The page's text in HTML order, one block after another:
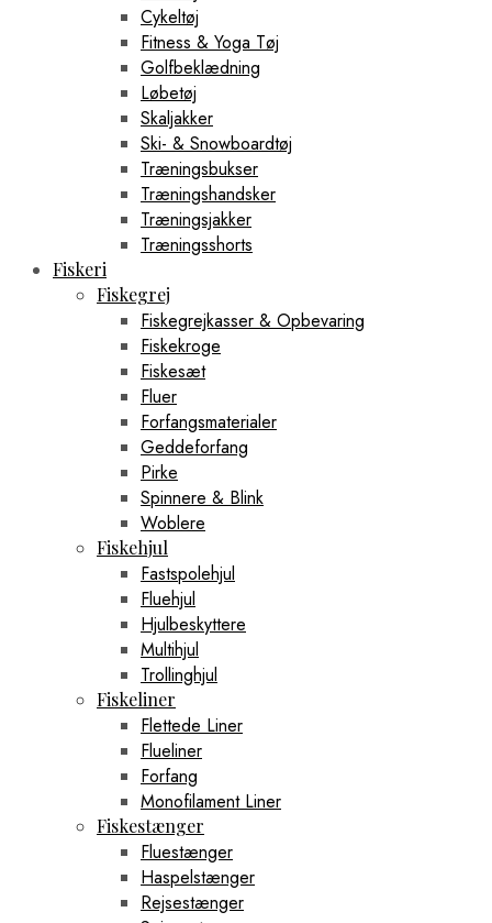
Cykeltøj
Fitness & Yoga Tøj
Golfbeklædning
Løbetøj
Skaljakker
Ski- & Snowboardtøj
Træningsbukser
Træningshandsker
Træningsjakker
Træningsshorts
Fiskeri
Fiskegrej
Fiskegrejkasser & Opbevaring
Fiskekroge
Fiskesæt
Fluer
Forfangsmaterialer
Geddeforfang
Pirke
Spinnere & Blink
Woblere
Fiskehjul
Fastspolehjul
Fluehjul
Hjulbeskyttere
Multihjul
Trollinghjul
Fiskeliner
Flettede Liner
Flueliner
Forfang
Monofilament Liner
Fiskestænger
Fluestænger
Haspelstænger
Rejsestænger